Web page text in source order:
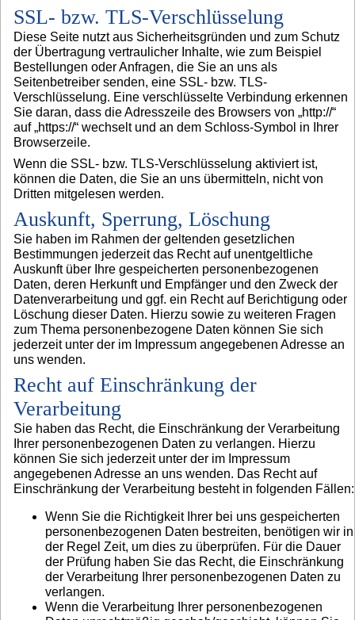
SSL- bzw. TLS-Verschlüsselung
Diese Seite nutzt aus Sicherheitsgründen und zum Schutz
der Übertragung vertraulicher Inhalte, wie zum Beispiel
Bestellungen oder Anfragen, die Sie an uns als
Seitenbetreiber senden, eine SSL- bzw. TLS-
Verschlüsselung. Eine verschlüsselte Verbindung erkennen
Sie daran, dass die Adresszeile des Browsers von „http://“
auf „https://“ wechselt und an dem Schloss-Symbol in Ihrer
Browserzeile.
Wenn die SSL- bzw. TLS-Verschlüsselung aktiviert ist,
können die Daten, die Sie an uns übermitteln, nicht von
Dritten mitgelesen werden.
Auskunft, Sperrung, Löschung
Sie haben im Rahmen der geltenden gesetzlichen
Bestimmungen jederzeit das Recht auf unentgeltliche
Auskunft über Ihre gespeicherten personenbezogenen
Daten, deren Herkunft und Empfänger und den Zweck der
Datenverarbeitung und ggf. ein Recht auf Berichtigung oder
Löschung dieser Daten. Hierzu sowie zu weiteren Fragen
zum Thema personenbezogene Daten können Sie sich
jederzeit unter der im Impressum angegebenen Adresse an
uns wenden.
Recht auf Einschränkung der
Verarbeitung
Sie haben das Recht, die Einschränkung der Verarbeitung
Ihrer personenbezogenen Daten zu verlangen. Hierzu
können Sie sich jederzeit unter der im Impressum
angegebenen Adresse an uns wenden. Das Recht auf
Einschränkung der Verarbeitung besteht in folgenden Fällen:
Wenn Sie die Richtigkeit Ihrer bei uns gespeicherten
personenbezogenen Daten bestreiten, benötigen wir in
der Regel Zeit, um dies zu überprüfen. Für die Dauer
der Prüfung haben Sie das Recht, die Einschränkung
der Verarbeitung Ihrer personenbezogenen Daten zu
verlangen.
Wenn die Verarbeitung Ihrer personenbezogenen